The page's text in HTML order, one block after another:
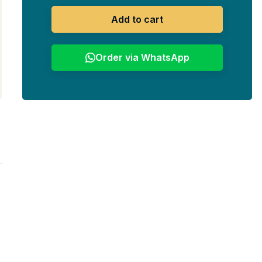
Add to cart
Order via WhatsApp